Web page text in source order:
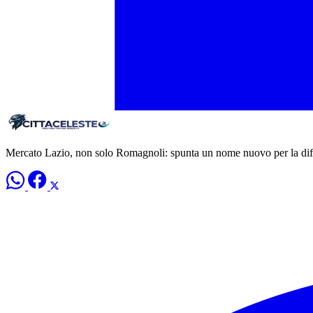
Mercato Lazio, non solo Romagnoli: spunta un nome nuovo per la